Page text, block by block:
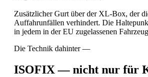
Zusätzlicher Gurt über der XL-Box, der
Auffahrunfällen verhindert. Die
in jedem in der EU zugelassenen
Die Technik dahinter —
ISOFIX — nicht nur für